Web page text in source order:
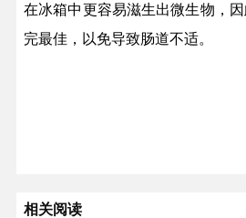
在冰箱中更容易滋生出微生物，
完最佳，以免导致肠道不适。
相关阅读